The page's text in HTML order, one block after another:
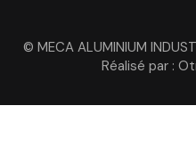
© MECA ALUMINIUM
Réalisé par :